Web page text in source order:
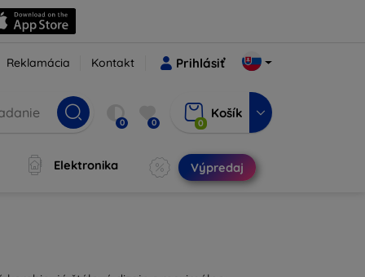
Reklamácia Kontakt Prihlásiť
0 0 0
Košík
Elektronika Výpredaj